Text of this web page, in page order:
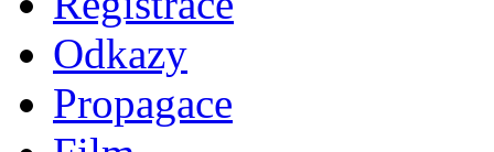
Odkazy
Propagace